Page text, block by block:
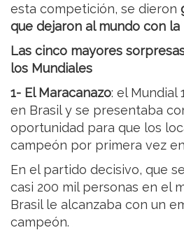
esta competición, se dieron
que dejaron al mundo con
Las cinco mayores
los Mundiales
1- El Maracanazo: el Mundial
en Brasil y se presentaba
oportunidad para que los
campeón por primera vez
En el partido decisivo, que
casi 200 mil personas en el
Brasil le alcanzaba con un
campeón.